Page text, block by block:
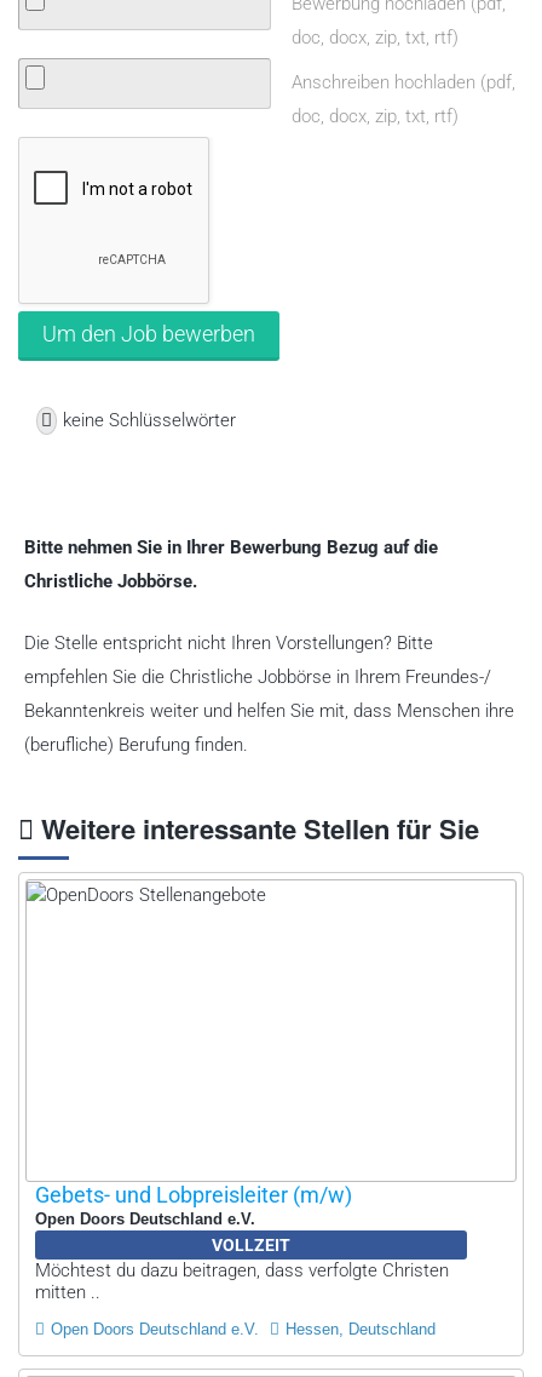
doc, docx, zip, txt, rtf)
Anschreiben hochladen (pdf,
doc, docx, zip, txt, rtf)
keine Schlüsselwörter
Bitte nehmen Sie in Ihrer Bewerbung Bezug auf die
Christliche Jobbörse.
Die Stelle entspricht nicht Ihren Vorstellungen? Bitte
empfehlen Sie die Christliche Jobbörse in Ihrem Freundes-/
Bekanntenkreis weiter und helfen Sie mit, dass Menschen ihre
(berufliche) Berufung finden.
Weitere interessante Stellen für Sie
Gebets- und Lobpreisleiter (m/w)
Open Doors Deutschland e.V.
VOLLZEIT
Möchtest du dazu beitragen, dass verfolgte Christen
mitten ..
Open Doors Deutschland e.V. Hessen, Deutschland